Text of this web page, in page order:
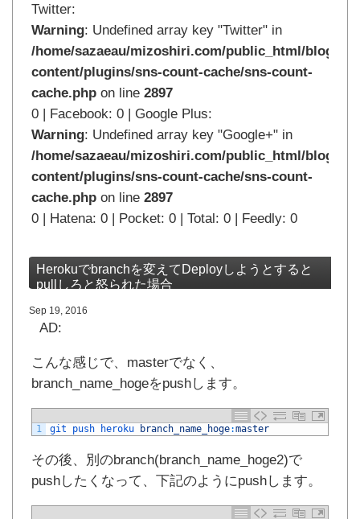
Twitter:
Warning: Undefined array key "Twitter" in
/home/sazaeau/mizoshiri.com/public_html/
content/plugins/sns-count-cache/sns-count-
cache.php on line 2897
0 | Facebook: 0 | Google Plus:
Warning: Undefined array key "Google+" in
/home/sazaeau/mizoshiri.com/public_html/
content/plugins/sns-count-cache/sns-count-
cache.php on line 2897
0 | Hatena: 0 | Pocket: 0 | Total: 0 | Feedly: 0
Herokuでbranchを変えてDeployしようとすると
pullしろと怒られた場合
Sep 19, 2016
AD:
こんな感じで、masterでなく、
branch_name_hogeをpushします。
1 git push heroku branch_name_hoge:master
その後、別のbranch(branch_name_hoge2)で
pushしたくなって、下記のようにpushします。